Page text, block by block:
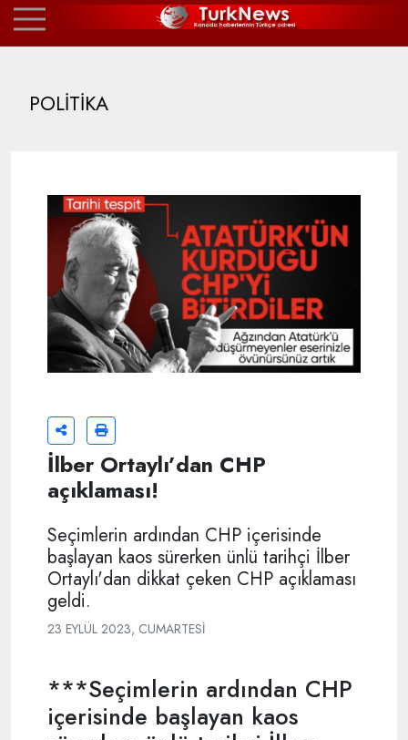
POLİTİKA
İlber Ortaylı’dan CHP
açıklaması!
Seçimlerin ardından CHP içerisinde
başlayan kaos sürerken ünlü tarihçi İlber
Ortaylı'dan dikkat çeken CHP açıklaması
geldi.
23 EYLÜL 2023, CUMARTESI
***Seçimlerin ardından CHP
içerisinde başlayan kaos